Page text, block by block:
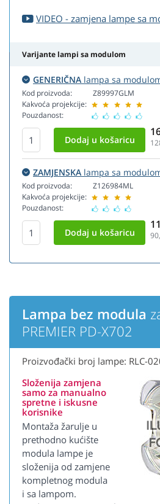
VIDEO - zamjena lampe sa
Varijante lampi sa modulom
GENERIČNA lampa sa
Kod proizvoda:
Kakvoća projekcije:
Pouzdanost:
Z89997GLM
ZAMJENSKA lampa sa
Kod proizvoda:
Kakvoća projekcije:
Pouzdanost:
Z126984ML
Lampa bez modula
PREMIER PD-X702
Proizvođački broj lampe: RLC-
Složenija zamjena
samo za manualno
spretne i iskusne
korisnike
Montaža žarulje u
prethodno kućište
modula lampe je
složenija od zamjene
kompletnog modula
i sa lampom.